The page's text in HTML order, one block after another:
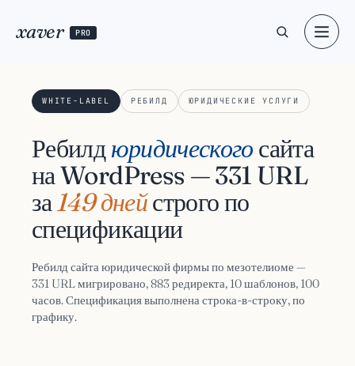
xaver PRO
WHITE-LABEL РЕБИЛД ЮРИДИЧЕСКИЕ УСЛУГИ
Ребилдюридического сайта
на WordPress — 331 URL
за149 днейстрого по
спецификации
Ребилд сайта юридической фирмы по мезотелиоме —
331 URL мигрировано, 883 редиректа, 10 шаблонов, 100
часов. Спецификация выполнена строка-в-строку, по
графику.